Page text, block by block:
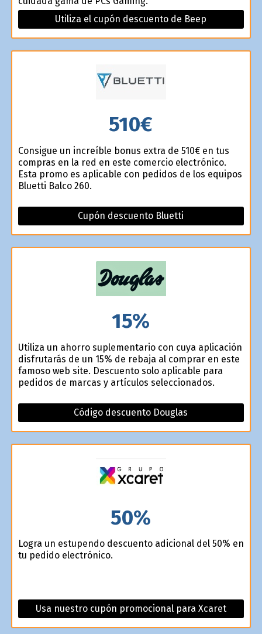
Utiliza el cupón descuento de Beep
510€
Consigue un increíble bonus extra de 510€ en tus
compras en la red en este comercio electrónico.
Esta promo es aplicable con pedidos de los equipos
Bluetti Balco 260.
Cupón descuento Bluetti
15%
Utiliza un ahorro suplementario con cuya aplicación
disfrutarás de un 15% de rebaja al comprar en este
famoso web site. Descuento solo aplicable para
pedidos de marcas y artículos seleccionados.
Código descuento Douglas
50%
Logra un estupendo descuento adicional del 50% en
tu pedido electrónico.
Usa nuestro cupón promocional para Xcaret